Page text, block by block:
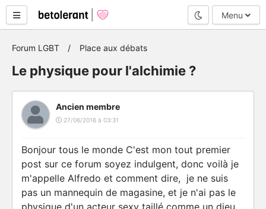
Mode nuit
Menu
Forum LGBT Place aux débats
Le physique pour l'alchimie ?
Ancien membre
27/06/2016 à 03:31
Bonjour tous le monde C'est mon tout premier
post sur ce forum soyez indulgent, donc voilà je
m'appelle Alfredo et comment dire, je ne suis
pas un mannequin de magasine, et je n'ai pas le
physique d'un acteur sexy taillé comme un dieu.